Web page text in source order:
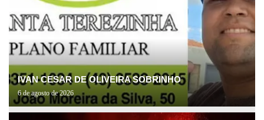
IVAN CESAR DE OLIVEIRA SOBRINHO
6 de agosto de 2026